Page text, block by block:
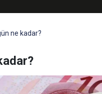
ne kadar?